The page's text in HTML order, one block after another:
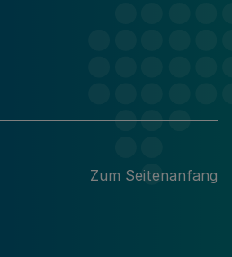
Zum Seitenanfang